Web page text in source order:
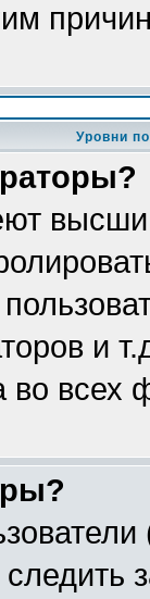
Уровни
и
во всех